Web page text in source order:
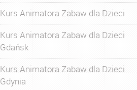
Kurs Animatora Zabaw dla Dzieci
Kurs Animatora Zabaw dla Dzieci
Gdańsk
Kurs Animatora Zabaw dla Dzieci
Gdynia